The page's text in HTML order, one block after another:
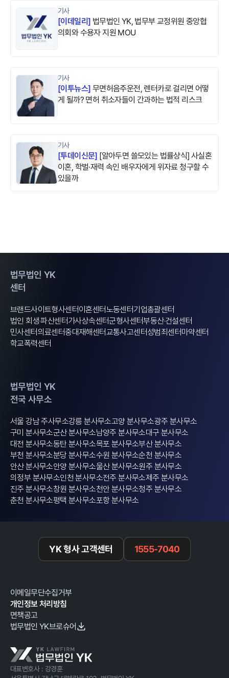
기사
[이데일리] 법무법인 YK, 법무부 교정위원 중앙협
의회와 수용자 지원 MOU
기사
[이투뉴스]무면허음주운전, 렌터카로 걸리면 어떻
게 될까? 면허 취소자들이 간과하는 법적 리스크
기사
[투데이신문] [알아두면 쓸모있는 법률상식] 사실혼
이혼, 학벌·재력 속인 배우자에게 위자료 청구할 수
있을까
법무법인 YK
센터
브랜드사이트형사센터이혼센터노동센터기업총괄센터
법인 회생·파산센터가사상속센터군형사센터부동산·건설센터
민사센터의료센터중대재해센터교통사고센터성범죄센터마약센터
학교폭력센터
법무법인 YK
전국 사무소
서울 강남 주사무소강릉 분사무소고양 분사무소광주 분사무소
구미 분사무소군산 분사무소남양주 분사무소대구 분사무소
대전 분사무소동탄 분사무소목포 분사무소부산 분사무소
부천 분사무소분당 분사무소수원 분사무소순천 분사무소
안산 분사무소안양 분사무소울산 분사무소원주 분사무소
의정부 분사무소인천 분사무소전주 분사무소제주 분사무소
진주 분사무소창원 분사무소천안 분사무소청주 분사무소
춘천 분사무소평택 분사무소포항 분사무소
YK 형사 고객센터 1555-7040
이메일무단수집거부
개인정보 처리방침
면책공고
법무법인 YK브로슈어
대표변호사 : 강경훈